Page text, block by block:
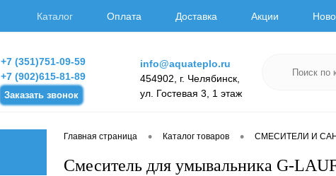
Каталог Оплата Доставка Акции
+7 (351)751-09-59
+7 (902)615-81-89
Заказать звонок
info@aquateplo.ru
454902, г. Челябинск,
ул. Гостевая 3, 1 этаж
Главная страница • Каталог товаров • СМЕСИТЕЛИ И
Смеситель для умывальника G-